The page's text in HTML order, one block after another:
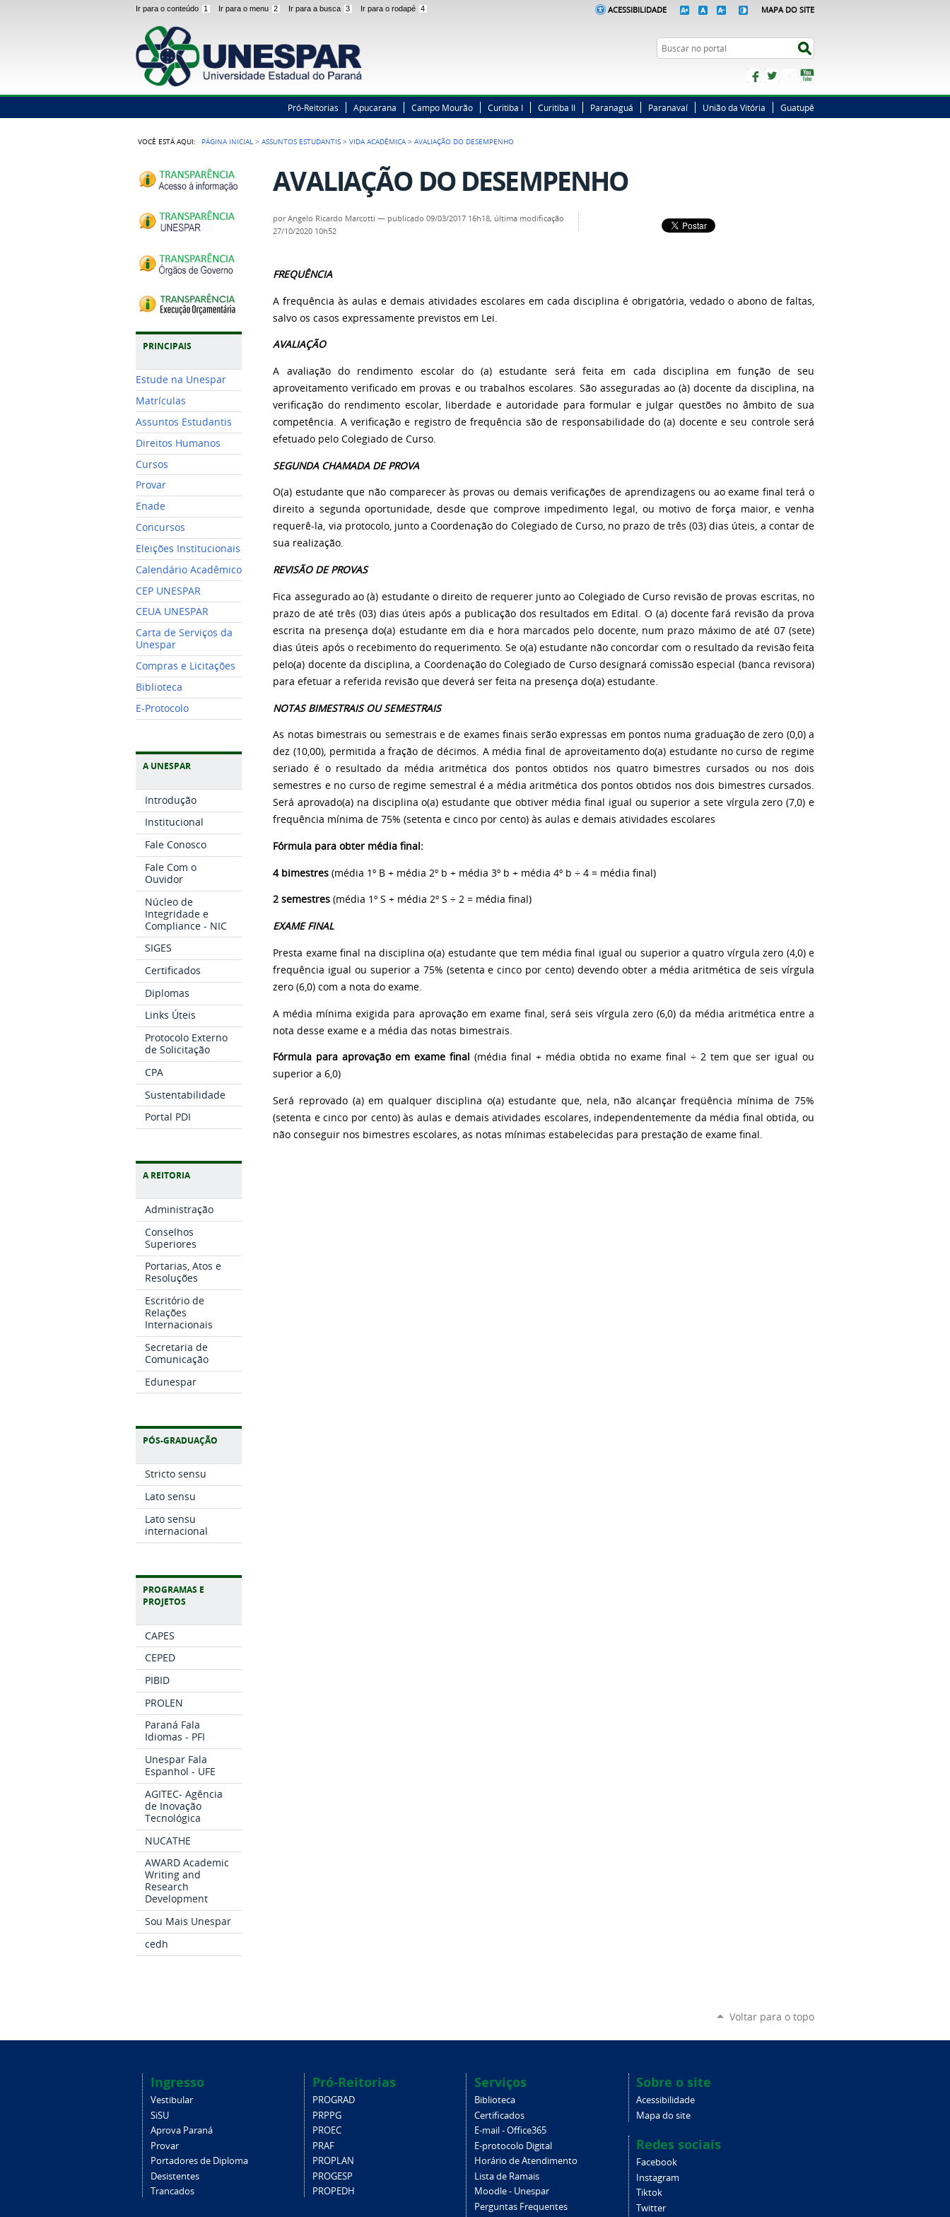
Ir para o conteúdo 1 Ir para o menu 2 Ir para a busca 3 Ir para o rodapé 4 ACESSIBILIDADE MAPA DO SITE
Busca
FacebookTwitterInstagram
Pró-Reitorias Apucarana Campo Mourão Curitiba I Curitiba II Paranaguá Paranavaí União da Vitória Guatupê
VOCÊ ESTÁ AQUI: PÁGINA INICIAL >ASSUNTOS ESTUDANTIS >VIDA ACADÊMICA >AVALIAÇÃO DO DESEMPENHO
PRINCIPAIS
Estude na Unespar
Matrículas
Assuntos Estudantis
Direitos Humanos
Cursos
Provar
Enade
Concursos
Eleições Institucionais
Calendário Acadêmico
CEP UNESPAR
CEUA UNESPAR
Carta de Serviços da
Unespar
Compras e Licitações
Biblioteca
E-Protocolo
A UNESPAR
Introdução
Institucional
Fale Conosco
Fale Com o
Ouvidor
Núcleo de
Integridade e
Compliance - NIC
SIGES
Certificados
Diplomas
Links Úteis
Protocolo Externo
de Solicitação
CPA
Sustentabilidade
Portal PDI
A REITORIA
Administração
Conselhos
Superiores
Portarias, Atos e
Resoluções
Escritório de
Relações
Internacionais
Secretaria de
Comunicação
Edunespar
PÓS-GRADUAÇÃO
Stricto sensu
Lato sensu
Lato sensu
internacional
PROGRAMAS E
PROJETOS
CAPES
CEPED
PIBID
PROLEN
Paraná Fala
Idiomas - PFI
Unespar Fala
Espanhol - UFE
AGITEC- Agência
de Inovação
Tecnológica
NUCATHE
AWARD Academic
Writing and
Research
Development
Sou Mais Unespar
cedh
AVALIAÇÃO DO DESEMPENHO
porAngelo Ricardo Marcotti — publicado 09/03/2017 16h18, última modificação
27/10/2020 10h52
FREQUÊNCIA
A frequência às aulas e demais atividades escolares em cada disciplina é obrigatória, vedado o abono de faltas,
salvo os casos expressamente previstos em Lei.
AVALIAÇÃO
A avaliação do rendimento escolar do (a) estudante será feita em cada disciplina em função de seu
aproveitamento verificado em provas e ou trabalhos escolares. São asseguradas ao (à) docente da disciplina, na
verificação do rendimento escolar, liberdade e autoridade para formular e julgar questões no âmbito de sua
competência. A verificação e registro de frequência são de responsabilidade do (a) docente e seu controle será
efetuado pelo Colegiado de Curso.
SEGUNDA CHAMADA DE PROVA
O(a) estudante que não comparecer às provas ou demais verificações de aprendizagens ou ao exame final terá o
direito a segunda oportunidade, desde que comprove impedimento legal, ou motivo de força maior, e venha
requerê-la, via protocolo, junto a Coordenação do Colegiado de Curso, no prazo de três (03) dias úteis, a contar de
sua realização.
REVISÃO DE PROVAS
Fica assegurado ao (à) estudante o direito de requerer junto ao Colegiado de Curso revisão de provas escritas, no
prazo de até três (03) dias úteis após a publicação dos resultados em Edital. O (a) docente fará revisão da prova
escrita na presença do(a) estudante em dia e hora marcados pelo docente, num prazo máximo de até 07 (sete)
dias úteis após o recebimento do requerimento. Se o(a) estudante não concordar com o resultado da revisão feita
pelo(a) docente da disciplina, a Coordenação do Colegiado de Curso designará comissão especial (banca revisora)
para efetuar a referida revisão que deverá ser feita na presença do(a) estudante.
NOTAS BIMESTRAIS OU SEMESTRAIS
As notas bimestrais ou semestrais e de exames finais serão expressas em pontos numa graduação de zero (0,0) a
dez (10,00), permitida a fração de décimos. A média final de aproveitamento do(a) estudante no curso de regime
seriado é o resultado da média aritmética dos pontos obtidos nos quatro bimestres cursados ou nos dois
semestres e no curso de regime semestral é a média aritmética dos pontos obtidos nos dois bimestres cursados.
Será aprovado(a) na disciplina o(a) estudante que obtiver média final igual ou superior a sete vírgula zero (7,0) e
frequência mínima de 75% (setenta e cinco por cento) às aulas e demais atividades escolares
Fórmula para obter média final:
4 bimestres (média 1º B + média 2º b + média 3º b + média 4º b ÷ 4 = média final)
2 semestres (média 1º S + média 2º S ÷ 2 = média final)
EXAME FINAL
Presta exame final na disciplina o(a) estudante que tem média final igual ou superior a quatro vírgula zero (4,0) e
frequência igual ou superior a 75% (setenta e cinco por cento) devendo obter a média aritmética de seis vírgula
zero (6,0) com a nota do exame.
A média mínima exigida para aprovação em exame final, será seis vírgula zero (6,0) da média aritmética entre a
nota desse exame e a média das notas bimestrais.
Fórmula para aprovação em exame final (média final + média obtida no exame final ÷ 2 tem que ser igual ou
superior a 6,0)
Será reprovado (a) em qualquer disciplina o(a) estudante que, nela, não alcançar freqüência mínima de 75%
(setenta e cinco por cento) às aulas e demais atividades escolares, independentemente da média final obtida, ou
não conseguir nos bimestres escolares, as notas mínimas estabelecidas para prestação de exame final.
Voltar para o topo
Ingresso
Vestibular
SiSU
Aprova Paraná
Provar
Portadores de Diploma
Desistentes
Trancados
Pró-Reitorias
PROGRAD
PRPPG
PROEC
PRAF
PROPLAN
PROGESP
PROPEDH
Serviços
Biblioteca
Certificados
E-mail - Office365
E-protocolo Digital
Horário de Atendimento
Lista de Ramais
Moodle - Unespar
Perguntas Frequentes
Sobre o site
Acessibilidade
Mapa do site
Redes sociais
Facebook
Instagram
Tiktok
Twitter